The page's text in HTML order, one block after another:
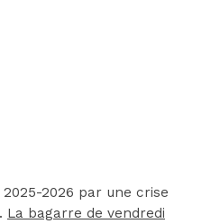
2025-2026 par une crise
La bagarre de vendredi